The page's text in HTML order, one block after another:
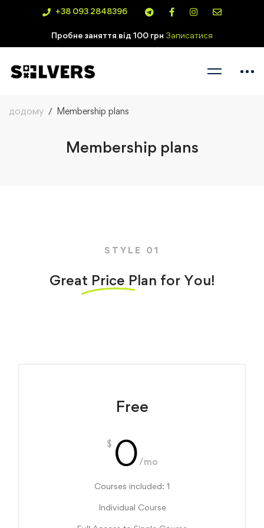
+38 093 2848396
Пробне заняття від 100 грн Записатися
додому Membership plans
Membership plans
STYLE 01
Great Price Plan for You!
Free
$ 0/mo
Courses included: 1
Individual Course